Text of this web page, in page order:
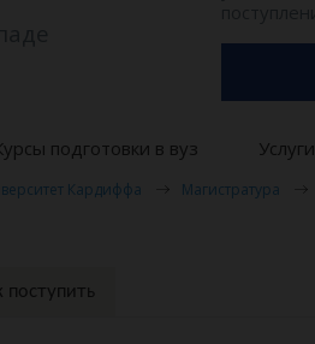
подготовки в вуз Услуги
Кардиффа Магистратура
поступить